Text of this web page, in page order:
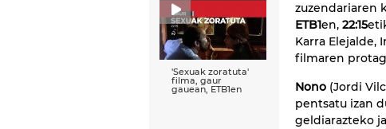
'Sexuak zoratuta'
filma, gaur
gauean, ETB1en
zuzendariaren
ETB1en, 22:15
Karra Elejalde,
filmaren
Nono (Jordi
pentsatu izan
geldiarazteko